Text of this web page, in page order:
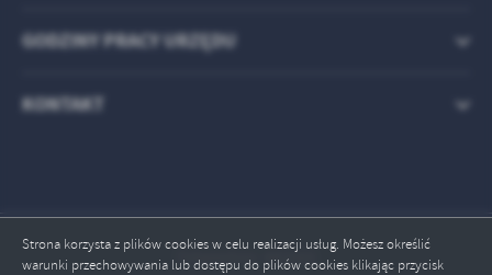
Strona korzysta z plików cookies w celu realizacji usług. Możesz określić
warunki przechowywania lub dostępu do plików cookies klikając przycisk
GODZINY PRACY URZĘDU
KONTAKT
Odwiedzin: 442665